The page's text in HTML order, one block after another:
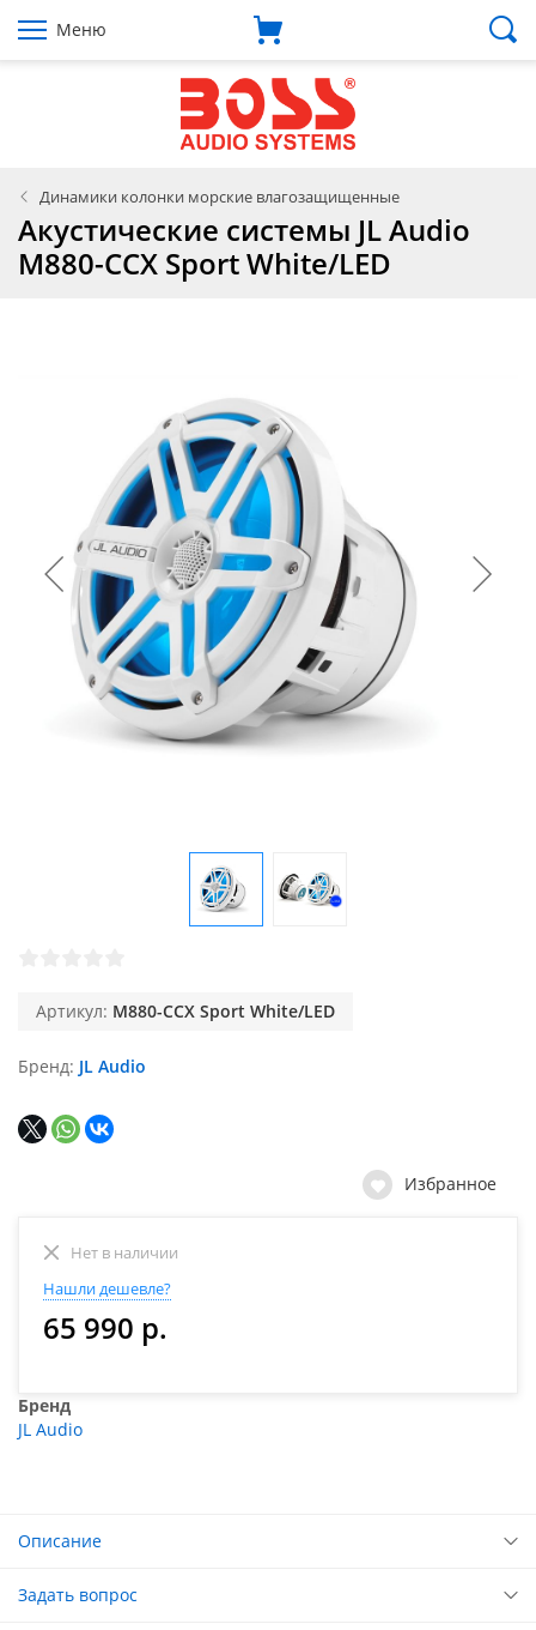
Меню
Динамики колонки морские влагозащищенные
Акустические системы JL Audio
M880-CCX Sport White/LED
Артикул: M880-CCX Sport White/LED
Бренд JL Audio
Избранное
Нет в наличии
Нашли дешевле?
65 990 р.
Бренд
JL Audio
Описание
Задать вопрос